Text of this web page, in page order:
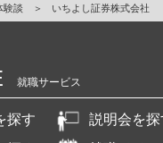
験談 ＞ いちよし証券株式会社
就職サービス
探す
説明会を探